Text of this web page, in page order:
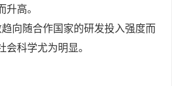
升高。
向随合作国家的研发投入强度而
科学尤为明显。